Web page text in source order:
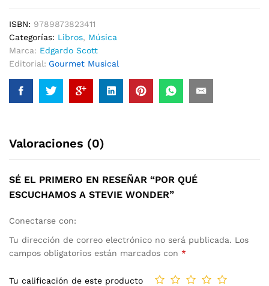
Wonder
cantidad
ISBN: 9789873823411
Categorías: Libros, Música
Marca: Edgardo Scott
Editorial: Gourmet Musical
Valoraciones (0)
SÉ EL PRIMERO EN RESEÑAR “POR QUÉ
ESCUCHAMOS A STEVIE WONDER”
Conectarse con:
Tu dirección de correo electrónico no será publicada. Los
campos obligatorios están marcados con *
Tu calificación de este producto